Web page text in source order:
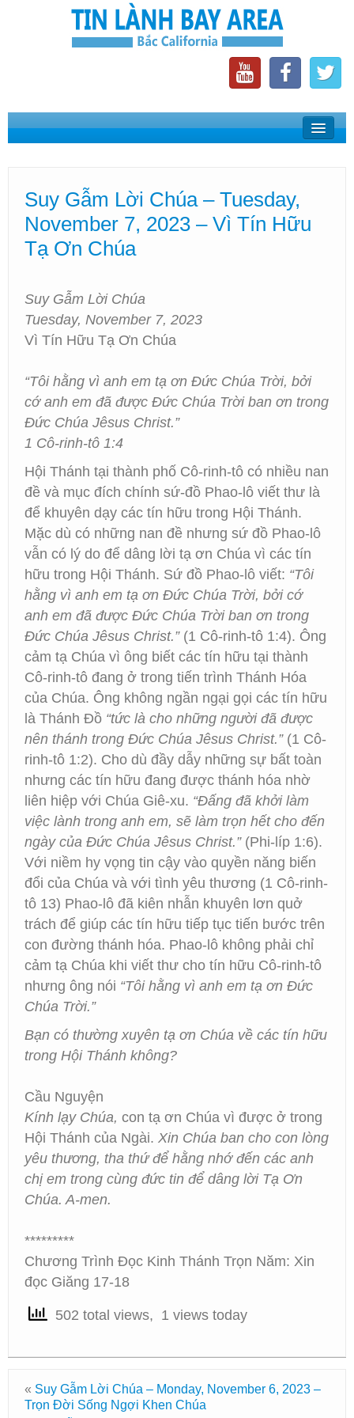
Home
Phát Thanh Tin Lành Bay Area
Các Hội Thánh Bắc California
Suy Gẫm Lời Chúa – Tuesday,
November 7, 2023 – Vì Tín Hữu
Tạ Ơn Chúa
Suy Gẫm Lời Chúa
Tuesday, November 7, 2023
Vì Tín Hữu Tạ Ơn Chúa
“Tôi hằng vì anh em tạ ơn Đức Chúa Trời, bởi
cớ anh em đã được Đức Chúa Trời ban ơn trong
Đức Chúa Jêsus Christ.”
1 Cô-rinh-tô 1:4
Hội Thánh tại thành phố Cô-rinh-tô có nhiều nan
đề và mục đích chính sứ-đồ Phao-lô viết thư là
để khuyên dạy các tín hữu trong Hội Thánh.
Mặc dù có những nan đề nhưng sứ đồ Phao-lô
vẫn có lý do để dâng lời tạ ơn Chúa vì các tín
hữu trong Hội Thánh. Sứ đồ Phao-lô viết: “Tôi
hằng vì anh em tạ ơn Đức Chúa Trời, bởi cớ
anh em đã được Đức Chúa Trời ban ơn trong
Đức Chúa Jêsus Christ.”(1 Cô-rinh-tô 1:4). Ông
cảm tạ Chúa vì ông biết các tín hữu tại thành
Cô-rinh-tô đang ở trong tiến trình Thánh Hóa
của Chúa. Ông không ngần ngại gọi các tín hữu
là Thánh Đồ “tức là cho những người đã được
nên thánh trong Đức Chúa Jêsus Christ.”(1 Cô-
rinh-tô 1:2). Cho dù đầy dẫy những sự bất toàn
nhưng các tín hữu đang được thánh hóa nhờ
liên hiệp với Chúa Giê-xu. “Đấng đã khởi làm
việc lành trong anh em, sẽ làm trọn hết cho đến
ngày của Đức Chúa Jêsus Christ.”(Phi-líp 1:6).
Với niềm hy vọng tin cậy vào quyền năng biến
đổi của Chúa và với tình yêu thương (1 Cô-rinh-
tô 13) Phao-lô đã kiên nhẫn khuyên lơn quở
trách để giúp các tín hữu tiếp tục tiến bước trên
con đường thánh hóa. Phao-lô không phải chỉ
cảm tạ Chúa khi viết thư cho tín hữu Cô-rinh-tô
nhưng ông nói “Tôi hằng vì anh em tạ ơn Đức
Chúa Trời.”
Bạn có thường xuyên tạ ơn Chúa về các tín hữu
trong Hội Thánh không?
Cầu Nguyện
Kính lạy Chúa, con tạ ơn Chúa vì được ở trong
Hội Thánh của Ngài. Xin Chúa ban cho con lòng
yêu thương, tha thứ để hằng nhớ đến các anh
chị em trong cùng đức tin để dâng lời Tạ Ơn
Chúa. A-men.
*********
Chương Trình Đọc Kinh Thánh Trọn Năm: Xin
đọc Giăng 17-18
502 total views, 1 views today
« Suy Gẫm Lời Chúa – Monday, November 6, 2023 –
Trọn Đời Sống Ngợi Khen Chúa